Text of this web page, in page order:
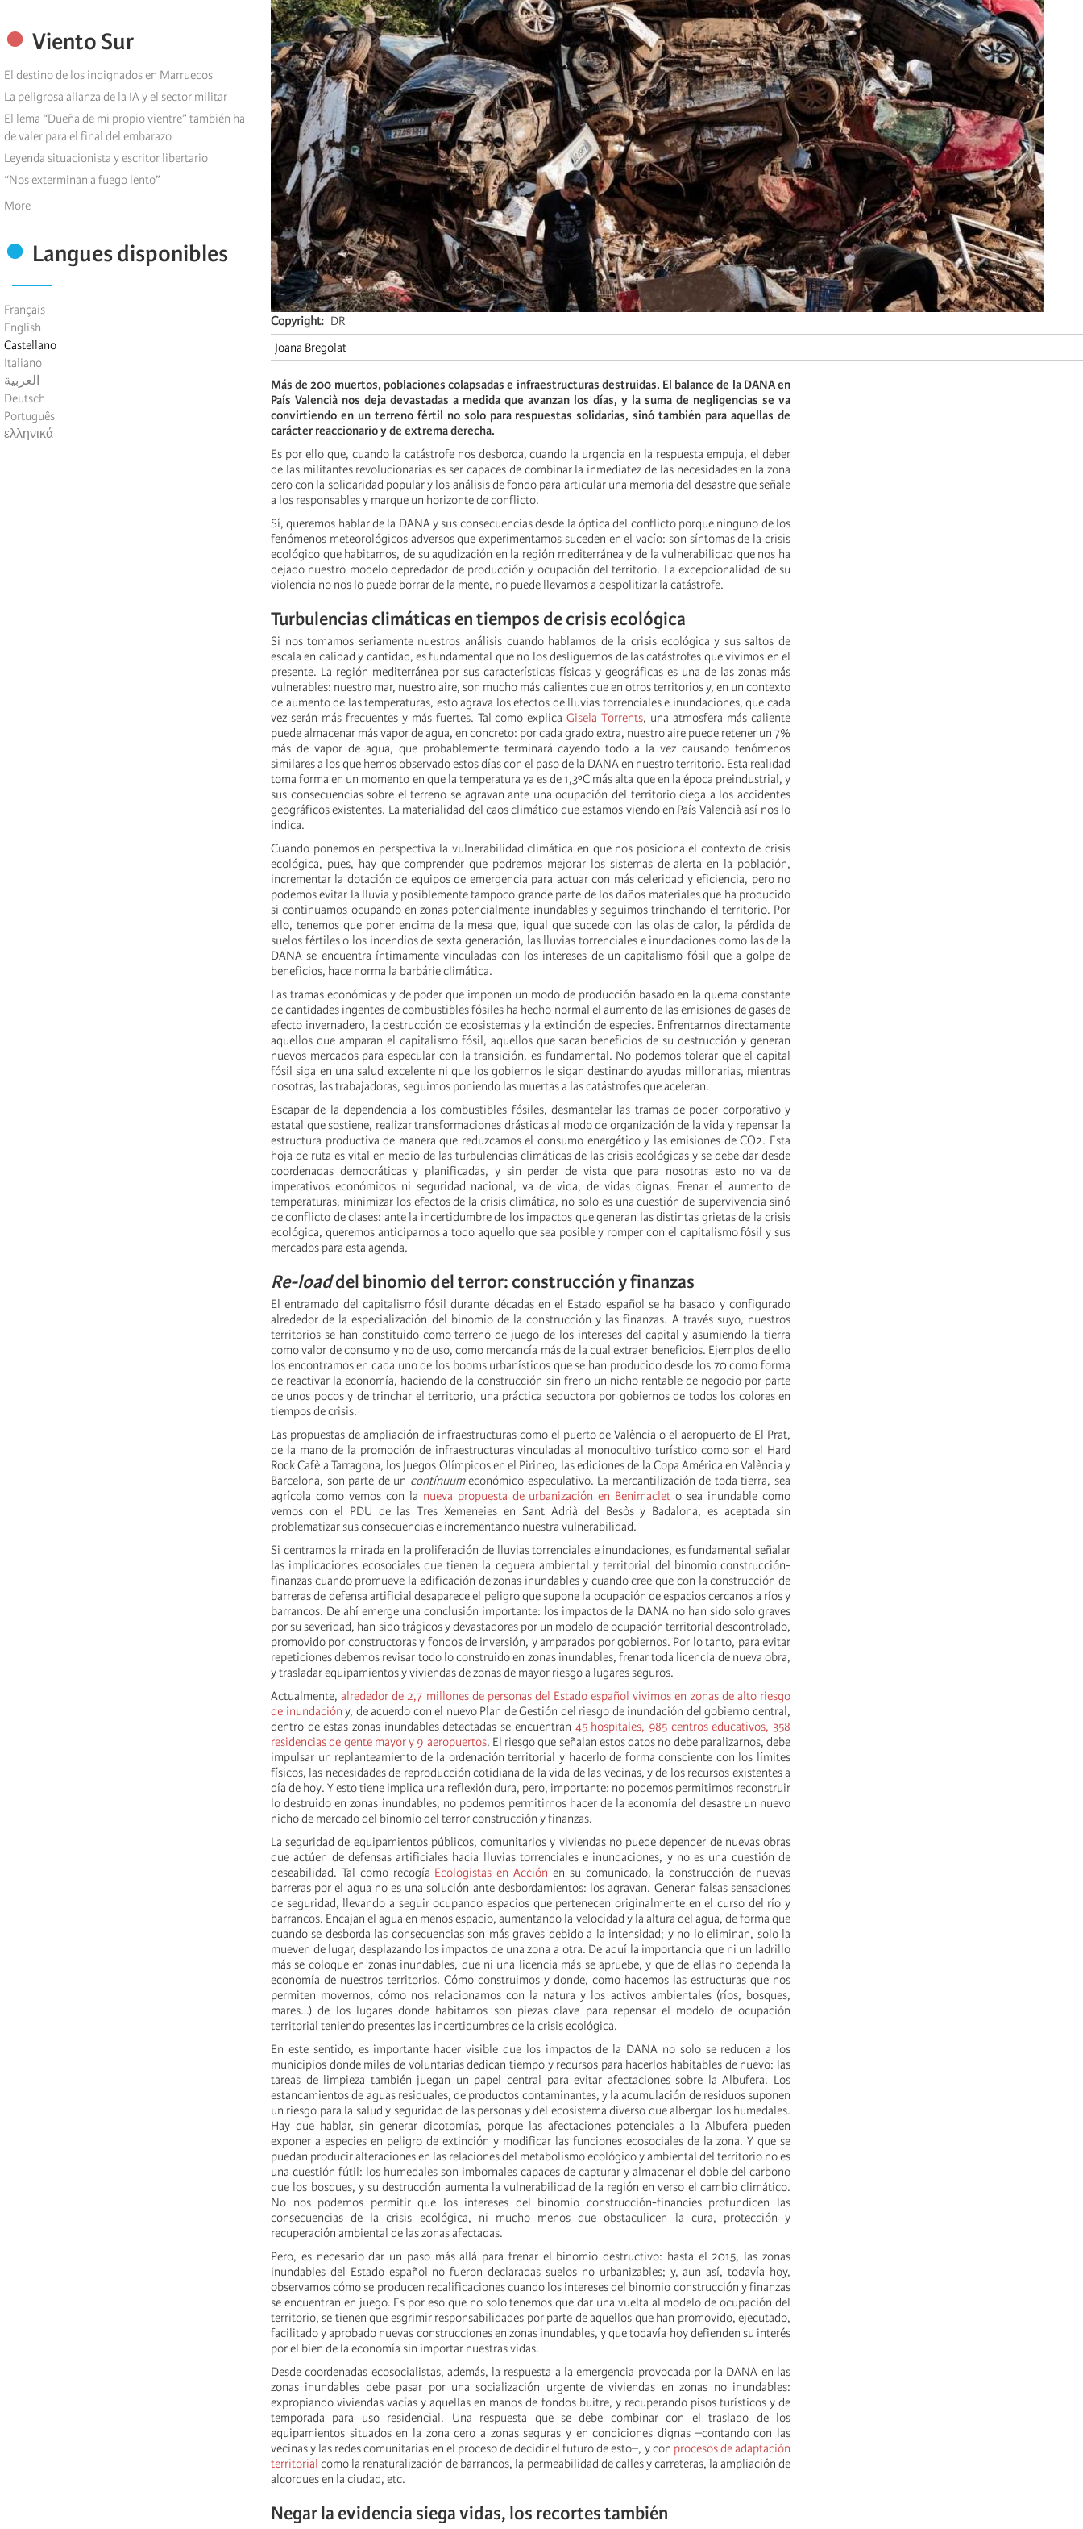
Viento Sur
El destino de los indignados en Marruecos
La peligrosa alianza de la IA y el sector militar
El lema “Dueña de mi propio vientre” también ha
de valer para el final del embarazo
Leyenda situacionista y escritor libertario
“Nos exterminan a fuego lento”
More
Langues disponibles
Français
English
Castellano
Italiano
العربية
Deutsch
Português
ελληνικά
Copyright
DR
Joana Bregolat
Más de 200 muertos, poblaciones colapsadas e infraestructuras destruidas. El balance de la DANA en
País Valencià nos deja devastadas a medida que avanzan los días, y la suma de negligencias se va
convirtiendo en un terreno fértil no solo para respuestas solidarias, sinó también para aquellas de
carácter reaccionario y de extrema derecha.
Es por ello que, cuando la catástrofe nos desborda, cuando la urgencia en la respuesta empuja, el deber
de las militantes revolucionarias es ser capaces de combinar la inmediatez de las necesidades en la zona
cero con la solidaridad popular y los análisis de fondo para articular una memoria del desastre que señale
a los responsables y marque un horizonte de conflicto.
Sí, queremos hablar de la DANA y sus consecuencias desde la óptica del conflicto porque ninguno de los
fenómenos meteorológicos adversos que experimentamos suceden en el vacío: son síntomas de la crisis
ecológico que habitamos, de su agudización en la región mediterránea y de la vulnerabilidad que nos ha
dejado nuestro modelo depredador de producción y ocupación del territorio. La excepcionalidad de su
violencia no nos lo puede borrar de la mente, no puede llevarnos a despolitizar la catástrofe.
Turbulencias climáticas en tiempos de crisis ecológica
Si nos tomamos seriamente nuestros análisis cuando hablamos de la crisis ecológica y sus saltos de
escala en calidad y cantidad, es fundamental que no los desliguemos de las catástrofes que vivimos en el
presente. La región mediterránea por sus características físicas y geográficas es una de las zonas más
vulnerables: nuestro mar, nuestro aire, son mucho más calientes que en otros territorios y, en un contexto
de aumento de las temperaturas, esto agrava los efectos de lluvias torrenciales e inundaciones, que cada
vez serán más frecuentes y más fuertes. Tal como explicaGisela Torrents, una atmosfera más caliente
puede almacenar más vapor de agua, en concreto: por cada grado extra, nuestro aire puede retener un 7%
más de vapor de agua, que probablemente terminará cayendo todo a la vez causando fenómenos
similares a los que hemos observado estos días con el paso de la DANA en nuestro territorio. Esta realidad
toma forma en un momento en que la temperatura ya es de 1,3ºC más alta que en la época preindustrial, y
sus consecuencias sobre el terreno se agravan ante una ocupación del territorio ciega a los accidentes
geográficos existentes. La materialidad del caos climático que estamos viendo en País Valencià así nos lo
indica.
Cuando ponemos en perspectiva la vulnerabilidad climática en que nos posiciona el contexto de crisis
ecológica, pues, hay que comprender que podremos mejorar los sistemas de alerta en la población,
incrementar la dotación de equipos de emergencia para actuar con más celeridad y eficiencia, pero no
podemos evitar la lluvia y posiblemente tampoco grande parte de los daños materiales que ha producido
si continuamos ocupando en zonas potencialmente inundables y seguimos trinchando el territorio. Por
ello, tenemos que poner encima de la mesa que, igual que sucede con las olas de calor, la pérdida de
suelos fértiles o los incendios de sexta generación, las lluvias torrenciales e inundaciones como las de la
DANA se encuentra íntimamente vinculadas con los intereses de un capitalismo fósil que a golpe de
beneficios, hace norma la barbárie climática.
Las tramas económicas y de poder que imponen un modo de producción basado en la quema constante
de cantidades ingentes de combustibles fósiles ha hecho normal el aumento de las emisiones de gases de
efecto invernadero, la destrucción de ecosistemas y la extinción de especies. Enfrentarnos directamente
aquellos que amparan el capitalismo fósil, aquellos que sacan beneficios de su destrucción y generan
nuevos mercados para especular con la transición, es fundamental. No podemos tolerar que el capital
fósil siga en una salud excelente ni que los gobiernos le sigan destinando ayudas millonarias, mientras
nosotras, las trabajadoras, seguimos poniendo las muertas a las catástrofes que aceleran.
Escapar de la dependencia a los combustibles fósiles, desmantelar las tramas de poder corporativo y
estatal que sostiene, realizar transformaciones drásticas al modo de organización de la vida y repensar la
estructura productiva de manera que reduzcamos el consumo energético y las emisiones de CO2. Esta
hoja de ruta es vital en medio de las turbulencias climáticas de las crisis ecológicas y se debe dar desde
coordenadas democráticas y planificadas, y sin perder de vista que para nosotras esto no va de
imperativos económicos ni seguridad nacional, va de vida, de vidas dignas. Frenar el aumento de
temperaturas, minimizar los efectos de la crisis climática, no solo es una cuestión de supervivencia sinó
de conflicto de clases: ante la incertidumbre de los impactos que generan las distintas grietas de la crisis
ecológica, queremos anticiparnos a todo aquello que sea posible y romper con el capitalismo fósil y sus
mercados para esta agenda.
Re-loaddel binomio del terror: construcción y finanzas
El entramado del capitalismo fósil durante décadas en el Estado español se ha basado y configurado
alrededor de la especialización del binomio de la construcción y las finanzas. A través suyo, nuestros
territorios se han constituido como terreno de juego de los intereses del capital y asumiendo la tierra
como valor de consumo y no de uso, como mercancía más de la cual extraer beneficios. Ejemplos de ello
los encontramos en cada uno de los booms urbanísticos que se han producido desde los 70 como forma
de reactivar la economía, haciendo de la construcción sin freno un nicho rentable de negocio por parte
de unos pocos y de trinchar el territorio, una práctica seductora por gobiernos de todos los colores en
tiempos de crisis.
Las propuestas de ampliación de infraestructuras como el puerto de València o el aeropuerto de El Prat,
de la mano de la promoción de infraestructuras vinculadas al monocultivo turístico como son el Hard
Rock Cafè a Tarragona, los Juegos Olímpicos en el Pirineo, las ediciones de la Copa América en València y
Barcelona, son parte de un contínuumeconómico especulativo. La mercantilización de toda tierra, sea
agrícola como vemos con la nueva propuesta de urbanización en Benimaclet o sea inundable como
vemos con el PDU de las Tres Xemeneies en Sant Adrià del Besòs y Badalona, es aceptada sin
problematizar sus consecuencias e incrementando nuestra vulnerabilidad.
Si centramos la mirada en la proliferación de lluvias torrenciales e inundaciones, es fundamental señalar
las implicaciones ecosociales que tienen la ceguera ambiental y territorial del binomio construcción-
finanzas cuando promueve la edificación de zonas inundables y cuando cree que con la construcción de
barreras de defensa artificial desaparece el peligro que supone la ocupación de espacios cercanos a ríos y
barrancos. De ahí emerge una conclusión importante: los impactos de la DANA no han sido solo graves
por su severidad, han sido trágicos y devastadores por un modelo de ocupación territorial descontrolado,
promovido por constructoras y fondos de inversión, y amparados por gobiernos. Por lo tanto, para evitar
repeticiones debemos revisar todo lo construido en zonas inundables, frenar toda licencia de nueva obra,
y trasladar equipamientos y viviendas de zonas de mayor riesgo a lugares seguros.
Actualmente,alrededor de 2,7 millones de personas del Estado español vivimos en zonas de alto riesgo
de inundación y, de acuerdo con el nuevo Plan de Gestión del riesgo de inundación del gobierno central,
dentro de estas zonas inundables detectadas se encuentran 45 hospitales, 985 centros educativos, 358
residencias de gente mayor y 9 aeropuertos. El riesgo que señalan estos datos no debe paralizarnos, debe
impulsar un replanteamiento de la ordenación territorial y hacerlo de forma consciente con los límites
físicos, las necesidades de reproducción cotidiana de la vida de las vecinas, y de los recursos existentes a
día de hoy. Y esto tiene implica una reflexión dura, pero, importante: no podemos permitirnos reconstruir
lo destruido en zonas inundables, no podemos permitirnos hacer de la economía del desastre un nuevo
nicho de mercado del binomio del terror construcción y finanzas.
La seguridad de equipamientos públicos, comunitarios y viviendas no puede depender de nuevas obras
que actúen de defensas artificiales hacia lluvias torrenciales e inundaciones, y no es una cuestión de
deseabilidad. Tal como recogía Ecologistas en Acción en su comunicado, la construcción de nuevas
barreras por el agua no es una solución ante desbordamientos: los agravan. Generan falsas sensaciones
de seguridad, llevando a seguir ocupando espacios que pertenecen originalmente en el curso del río y
barrancos. Encajan el agua en menos espacio, aumentando la velocidad y la altura del agua, de forma que
cuando se desborda las consecuencias son más graves debido a la intensidad; y no lo eliminan, solo la
mueven de lugar, desplazando los impactos de una zona a otra. De aquí la importancia que ni un ladrillo
más se coloque en zonas inundables, que ni una licencia más se apruebe, y que de ellas no dependa la
economía de nuestros territorios. Cómo construimos y donde, como hacemos las estructuras que nos
permiten movernos, cómo nos relacionamos con la natura y los activos ambientales (ríos, bosques,
mares…) de los lugares donde habitamos son piezas clave para repensar el modelo de ocupación
territorial teniendo presentes las incertidumbres de la crisis ecológica.
En este sentido, es importante hacer visible que los impactos de la DANA no solo se reducen a los
municipios donde miles de voluntarias dedican tiempo y recursos para hacerlos habitables de nuevo: las
tareas de limpieza también juegan un papel central para evitar afectaciones sobre la Albufera. Los
estancamientos de aguas residuales, de productos contaminantes, y la acumulación de residuos suponen
un riesgo para la salud y seguridad de las personas y del ecosistema diverso que albergan los humedales.
Hay que hablar, sin generar dicotomías, porque las afectaciones potenciales a la Albufera pueden
exponer a especies en peligro de extinción y modificar las funciones ecosociales de la zona. Y que se
puedan producir alteraciones en las relaciones del metabolismo ecológico y ambiental del territorio no es
una cuestión fútil: los humedales son imbornales capaces de capturar y almacenar el doble del carbono
que los bosques, y su destrucción aumenta la vulnerabilidad de la región en verso el cambio climático.
No nos podemos permitir que los intereses del binomio construcción-financies profundicen las
consecuencias de la crisis ecológica, ni mucho menos que obstaculicen la cura, protección y
recuperación ambiental de las zonas afectadas.
Pero, es necesario dar un paso más allá para frenar el binomio destructivo: hasta el 2015, las zonas
inundables del Estado español no fueron declaradas suelos no urbanizables; y, aun así, todavía hoy,
observamos cómo se producen recalificaciones cuando los intereses del binomio construcción y finanzas
se encuentran en juego. Es por eso que no solo tenemos que dar una vuelta al modelo de ocupación del
territorio, se tienen que esgrimir responsabilidades por parte de aquellos que han promovido, ejecutado,
facilitado y aprobado nuevas construcciones en zonas inundables, y que todavía hoy defienden su interés
por el bien de la economía sin importar nuestras vidas.
Desde coordenadas ecosocialistas, además, la respuesta a la emergencia provocada por la DANA en las
zonas inundables debe pasar por una socialización urgente de viviendas en zonas no inundables:
expropiando viviendas vacías y aquellas en manos de fondos buitre, y recuperando pisos turísticos y de
temporada para uso residencial. Una respuesta que se debe combinar con el traslado de los
equipamientos situados en la zona cero a zonas seguras y en condiciones dignas –contando con las
vecinas y las redes comunitarias en el proceso de decidir el futuro de esto–, y con procesos de adaptación
territorial como la renaturalización de barrancos, la permeabilidad de calles y carreteras, la ampliación de
alcorques en la ciudad, etc.
Negar la evidencia siega vidas, los recortes también